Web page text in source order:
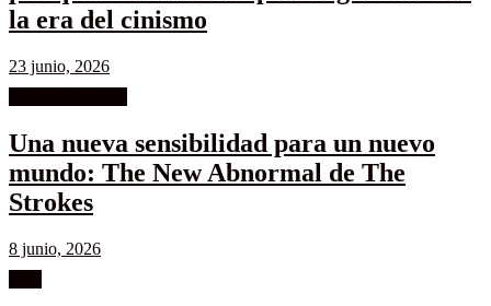
la era del cinismo
23 junio, 2026
Una nueva sensibilidad para un nuevo
mundo: The New Abnormal de The
Strokes
8 junio, 2026